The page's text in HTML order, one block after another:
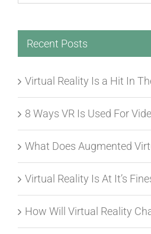
for:
Recent Posts
Virtual Reality Is a Hit In
8 Ways VR Is Used For
What Does Augmented
Virtual Reality Is At It’s
How Will Virtual Reality